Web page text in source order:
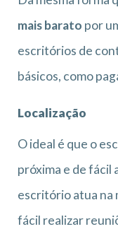
mais barato por
escritórios de
básicos, como
Localização
O ideal é que o
próxima e de fácil
escritório atua na
fácil realizar